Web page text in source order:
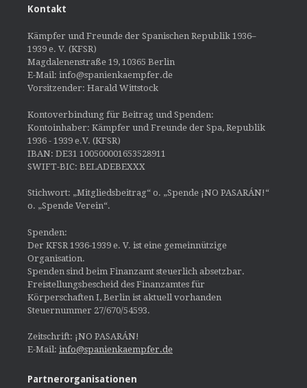
Kontakt
Kämpfer und Freunde der Spanischen Republik 1936–
1939 e. V. (KFSR)
Magdalenenstraße 19, 10365 Berlin
E-Mail: info@spanienkaempfer.de
Vorsitzender: Harald Wittstock
Kontoverbindung für Beitrag und Spenden:
Kontoinhaber: Kämpfer und Freunde der Spa, Republik
1936 - 1939 e.V. (KFSR)
IBAN: DE31 100500001653528911
SWIFT-BIC: BELADEBEXXX
Stichwort: „Mitgliedsbeitrag“ o. „Spende ¡NO PASARÁN!“
o. „Spende Verein“.
Spenden:
Der KFSR 1936-1939 e. V. ist eine gemeinnützige
Organisation.
Spenden sind beim Finanzamt steuerlich absetzbar.
Freistellungsbescheid des Finanzamtes für
Körperschaften I, Berlin ist aktuell vorhanden
Steuernummer 27/670/54593.
Zeitschrift: ¡NO PASARÁN!
E-Mail: info@spanienkaempfer.de
Partnerorganisationen